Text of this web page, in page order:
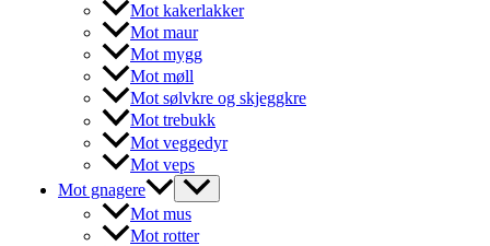
Mot kakerlakker
Mot maur
Mot mygg
Mot møll
Mot sølvkre og skjeggkre
Mot trebukk
Mot veggedyr
Mot veps
Mot gnagere
Mot mus
Mot rotter